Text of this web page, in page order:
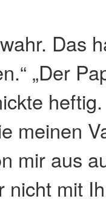
Das
„Der
meinen
mir aus
nicht mit